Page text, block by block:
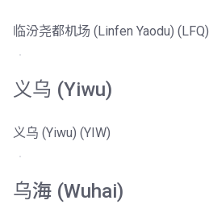
临汾尧都机场 (Linfen Yaodu) (LFQ)
义乌 (Yiwu)
义乌 (Yiwu) (YIW)
乌海 (Wuhai)